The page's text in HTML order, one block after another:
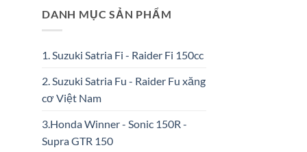
DANH MỤC SẢN PHẨM
1. Suzuki Satria Fi - Raider Fi 150cc
2. Suzuki Satria Fu - Raider Fu xăng
cơ Việt Nam
3.Honda Winner - Sonic 150R -
Supra GTR 150